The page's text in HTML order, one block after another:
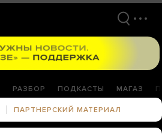
РАЗБОР ПОДКАСТЫ МАГАЗ
ПАРТНЕРСКИЙ МАТЕРИАЛ